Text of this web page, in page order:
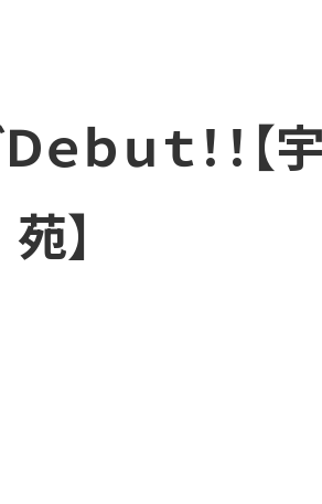
ｅｂｕｔ！！
苑】